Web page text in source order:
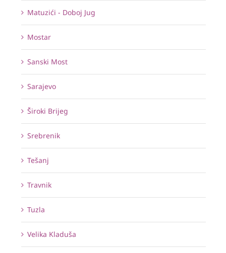
Matuzići - Doboj Jug
Mostar
Sanski Most
Sarajevo
Široki Brijeg
Srebrenik
Tešanj
Travnik
Tuzla
Velika Kladuša